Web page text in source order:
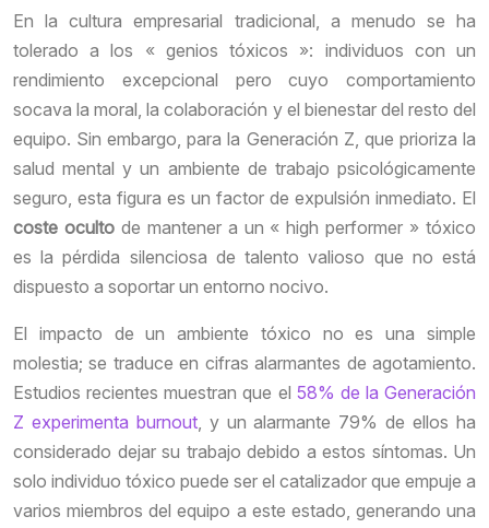
En la cultura empresarial tradicional, a menudo se ha
tolerado a los « genios tóxicos »: individuos con un
rendimiento excepcional pero cuyo comportamiento
socava la moral, la colaboración y el bienestar del resto del
equipo. Sin embargo, para la Generación Z, que prioriza la
salud mental y un ambiente de trabajo psicológicamente
seguro, esta figura es un factor de expulsión inmediato. El
coste ocultode mantener a un « high performer » tóxico
es la pérdida silenciosa de talento valioso que no está
dispuesto a soportar un entorno nocivo.
El impacto de un ambiente tóxico no es una simple
molestia; se traduce en cifras alarmantes de agotamiento.
Estudios recientes muestran que el 58% de la Generación
Z experimenta burnout, y un alarmante 79% de ellos ha
considerado dejar su trabajo debido a estos síntomas. Un
solo individuo tóxico puede ser el catalizador que empuje a
varios miembros del equipo a este estado, generando una